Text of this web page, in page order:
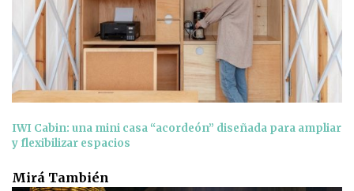
IWI Cabin: una mini casa “acordeón” diseñada para ampliar
y flexibilizar espacios
Mirá También